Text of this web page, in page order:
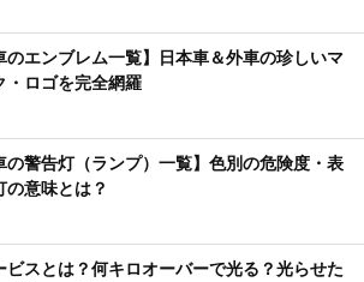
のエンブレム一覧】日本車＆外車の珍しいマ
・ロゴを完全網羅
の警告灯（ランプ）一覧】色別の危険度・表
の意味とは？
ビスとは？何キロオーバーで光る？光らせた